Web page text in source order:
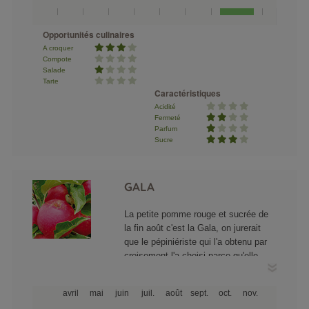
« vieux rose » sur un fond vert pâle
Opportunités culinaires
A croquer
Compote
Salade
Tarte
Caractéristiques
Acidité
Fermeté
Parfum
Sucre
GALA
La petite pomme rouge et sucrée de
la fin août c'est la Gala, on jurerait
que le pépiniériste qui l'a obtenu par
croisement l'a choisi parce qu'elle
de multiples noms associés à ses
avril mai juin juil. août sept. oct. nov.